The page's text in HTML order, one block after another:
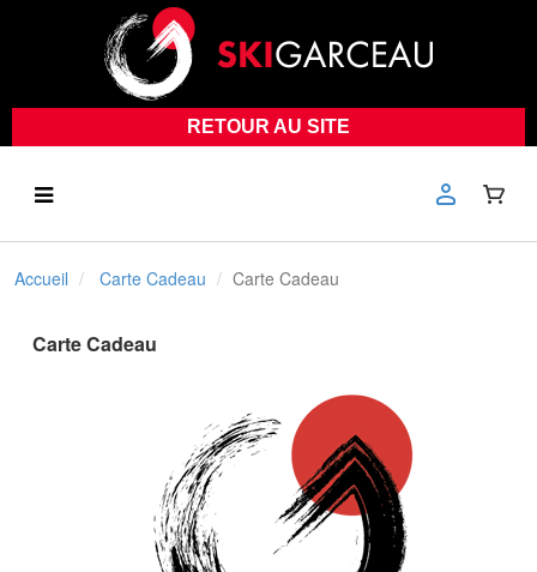
RETOUR AU SITE
Accueil Carte Cadeau Carte Cadeau
Carte Cadeau